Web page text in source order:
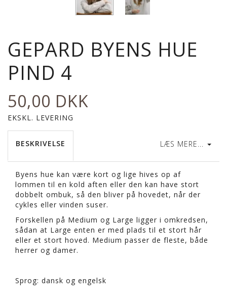
GEPARD BYENS HUE
PIND 4
50,00 DKK
EKSKL. LEVERING
LÆS MERE...
BESKRIVELSE
Byens hue kan være kort og lige hives op af
lommen til en kold aften eller den kan have stort
dobbelt ombuk, så den bliver på hovedet, når der
cykles eller vinden suser.
Forskellen på Medium og Large ligger i omkredsen,
sådan at Large enten er med plads til et stort hår
eller et stort hoved. Medium passer de fleste, både
herrer og damer.
Sprog: dansk og engelsk